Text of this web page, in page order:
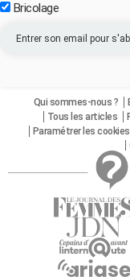
Bricolage
Qui sommes-nous ?
Tous les articles
Paramétrer les cookies